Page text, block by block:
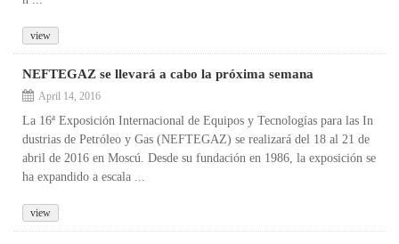
view
NEFTEGAZ se llevará a cabo la próxima semana
April 14, 2016
La 16ª Exposición Internacional de Equipos y Tecnologías para las In
dustrias de Petróleo y Gas (NEFTEGAZ) se realizará del 18 al 21 de
abril de 2016 en Moscú. Desde su fundación en 1986, la exposición se
ha expandido a escala ...
view